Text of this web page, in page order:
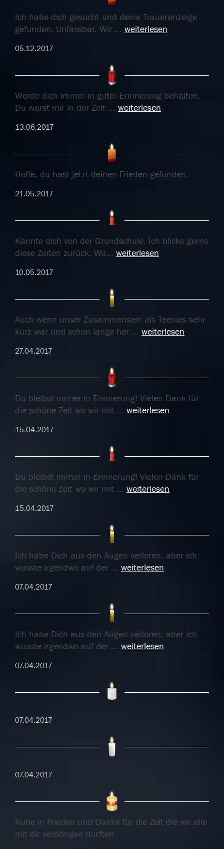
Ich habe dich gesucht und deine Traueranzeige
gefunden. Unfassbar. Wir ... weiterlesen
05.12.2017
Werde dich immer in guter Erinnerung behalten.
Du warst mir in der Zeit ... weiterlesen
13.06.2017
Hoffe, du hast jetzt deinen Frieden gefunden.
21.05.2017
Kannte dich von der Grundschule. Ich blicke gerne
diese Zeiten zurück. Wü... weiterlesen
10.05.2017
Auch wenn unser Zusammensein als Teenies sehr
kurz war und schon lange her ... weiterlesen
27.04.2017
Du bleibst immer in Erinnerung! Vielen Dank für
die schöne Zeit wo wir mit ... weiterlesen
15.04.2017
Du bleibst immer in Erinnerung! Vielen Dank für
die schöne Zeit wo wir mit ... weiterlesen
15.04.2017
Ich habe Dich aus den Augen verloren, aber ich
wusste irgendwo auf der ... weiterlesen
07.04.2017
Ich habe Dich aus den Augen verloren, aber ich
wusste irgendwo auf der ... weiterlesen
07.04.2017
07.04.2017
07.04.2017
Ruhe in Frieden und Danke für die Zeit die wir alle
mit dir verbringen durften